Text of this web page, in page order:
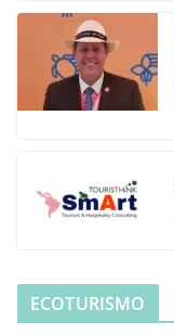
ECOTURISMO